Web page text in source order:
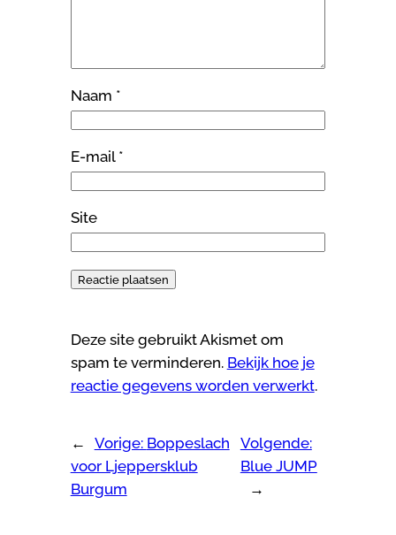
Naam *
E-mail *
Site
Deze site gebruikt Akismet om
spam te verminderen. Bekijk hoe je
reactie gegevens worden verwerkt.
← Vorige: Boppeslach
voor Ljeppersklub
Burgum
Volgende:
Blue JUMP
→